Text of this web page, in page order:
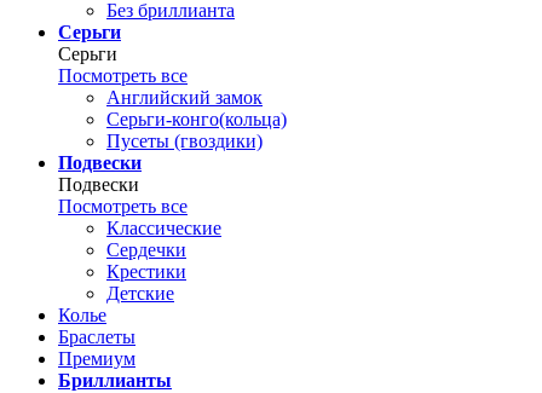
Без бриллианта
Серьги
Серьги
Посмотреть все
Английский замок
Серьги-конго(кольца)
Пусеты (гвоздики)
Подвески
Подвески
Посмотреть все
Классические
Сердечки
Крестики
Детские
Колье
Браслеты
Премиум
Бриллианты